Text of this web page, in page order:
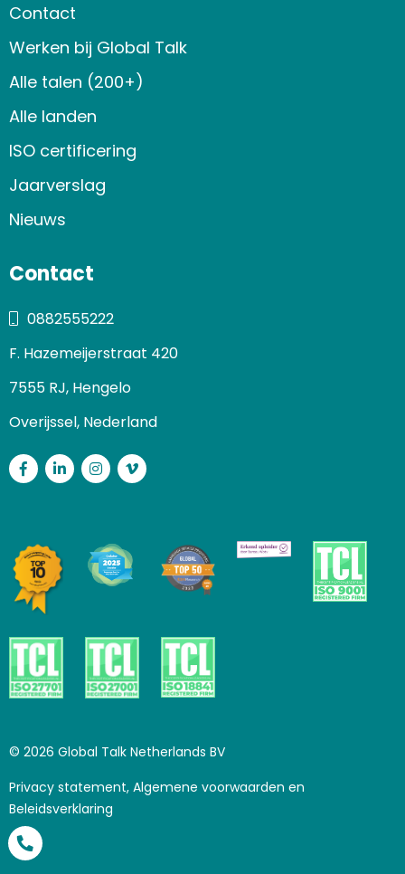
Contact
Werken bij Global Talk
Alle talen (200+)
Alle landen
ISO certificering
Jaarverslag
Nieuws
Contact
0882555222
F. Hazemeijerstraat 420
7555 RJ, Hengelo
Overijssel, Nederland
Facebook
LinkedInInstagram
Vimeo
© 2026 Global Talk Netherlands BV
Privacy statement, Algemene voorwaarden en
Beleidsverklaring